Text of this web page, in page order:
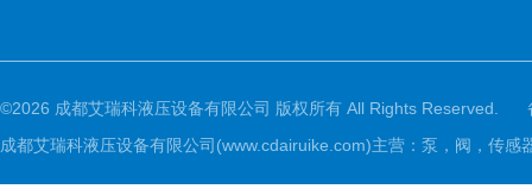
©2026 成都艾瑞科液压设备有限公司 版权所有 All Rights Reserved.
成都艾瑞科液压设备有限公司(www.cdairuike.com)主营：泵，阀，传